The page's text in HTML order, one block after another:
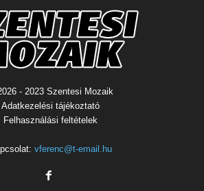
- 2023 Szentesi Mozaik
Adatkezelési tájékoztató
Felhasználási feltételek
vferenc@t-email.hu